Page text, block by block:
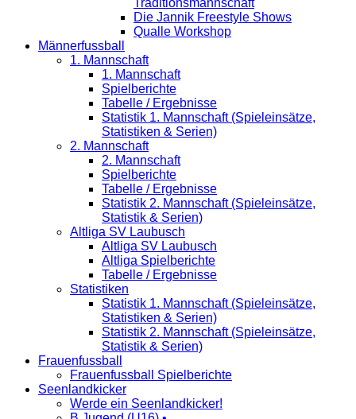
Traditionsmannschaft
Die Jannik Freestyle Shows
Qualle Workshop
Männerfussball
1. Mannschaft
1. Mannschaft
Spielberichte
Tabelle / Ergebnisse
Statistik 1. Mannschaft (Spieleinsätze,
Statistiken & Serien)
2. Mannschaft
2. Mannschaft
Spielberichte
Tabelle / Ergebnisse
Statistik 2. Mannschaft (Spieleinsätze,
Statistik & Serien)
Altliga SV Laubusch
Altliga SV Laubusch
Altliga Spielberichte
Tabelle / Ergebnisse
Statistiken
Statistik 1. Mannschaft (Spieleinsätze,
Statistiken & Serien)
Statistik 2. Mannschaft (Spieleinsätze,
Statistik & Serien)
Frauenfussball
Frauenfussball Spielberichte
Seenlandkicker
Werde ein Seenlandkicker!